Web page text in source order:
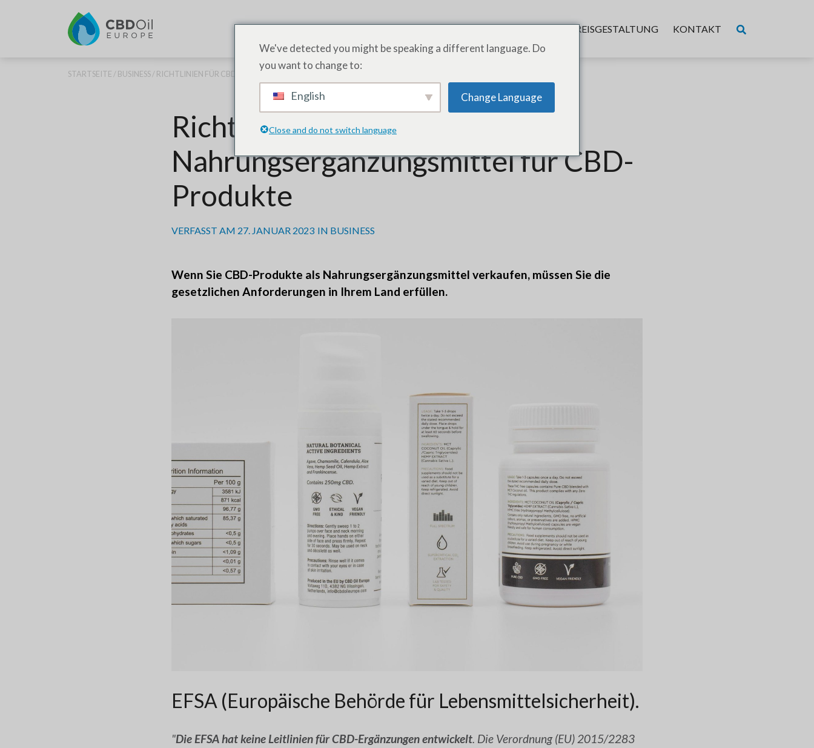
PRODUKTE DIENSTLEISTUNGEN AKADEMIE ÜBER PREISGESTALTUNG KONTAKT
STARTSEITE / BUSINESS/ RICHTLINIEN FÜR CBD-PRODUKTE ZUR NAHRUNGSERGÄNZUNG
Richtlinien für
Nahrungsergänzungsmittel für CBD-
Produkte
VERFASST AM 27. JANUAR 2023 IN BUSINESS
Wenn Sie CBD-Produkte als Nahrungsergänzungsmittel verkaufen, müssen Sie die
gesetzlichen Anforderungen in Ihrem Land erfüllen.
EFSA (Europäische Behörde für Lebensmittelsicherheit).
"Die EFSA hat keine Leitlinien für CBD-Ergänzungen entwickelt. Die Verordnung (EU) 2015/2283
We've detected you might be speaking a different language. Do
you want to change to:
English Change Language
Close and do not switch language